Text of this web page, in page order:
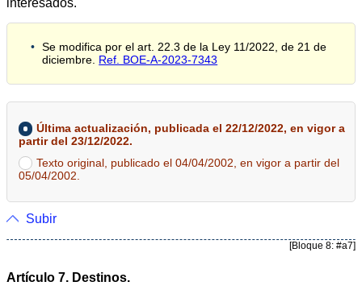
interesados.
Se modifica por el art. 22.3 de la Ley 11/2022, de 21 de
diciembre. Ref. BOE-A-2023-7343
Última actualización, publicada el 22/12/2022, en vigor a
partir del 23/12/2022.
Texto original, publicado el 04/04/2002, en vigor a partir del
05/04/2002.
Subir
[Bloque 8: #a7]
Artículo 7. Destinos.